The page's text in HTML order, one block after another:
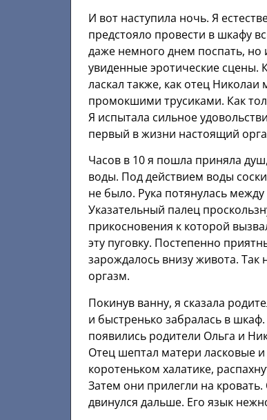
И вот наступила ночь. Я
предстояло провести в шкафу
даже немного днем поспать, но
увиденные эротические сцены.
ласкал также, как отец
промокшими трусиками. Как
Я испытала сильное
первый в жизни настоящий
Часов в 10 я пошла приняла
воды. Под действием воды
не было. Рука потянулась
Указательный палец
прикосновения к которой
эту пуговку. Постепенно
зарождалось внизу живота.
оргазм.
Покинув ванну, я сказала
и быстренько забралась в
появились родители Ольга и
Отец шептал матери ласковые
коротеньком халатике,
Затем они прилегли на
двинулся дальше. Его язык